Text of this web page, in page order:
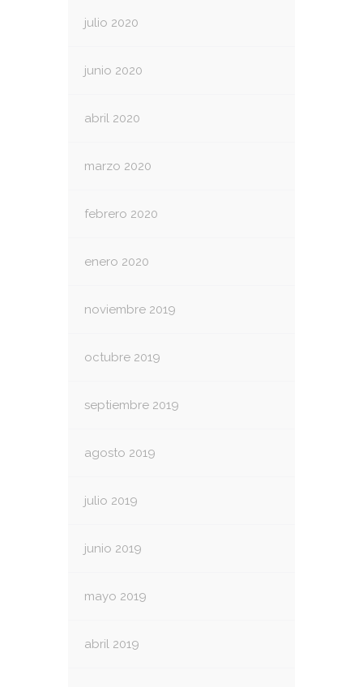
julio 2020
junio 2020
abril 2020
marzo 2020
febrero 2020
enero 2020
noviembre 2019
octubre 2019
septiembre 2019
agosto 2019
julio 2019
junio 2019
mayo 2019
abril 2019